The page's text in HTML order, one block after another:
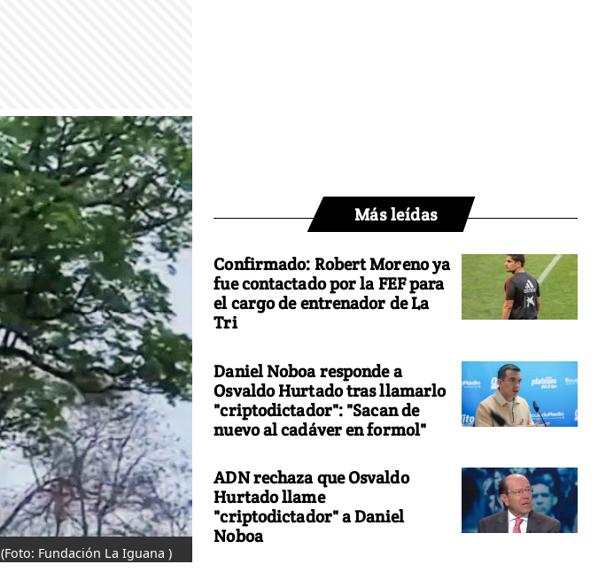
(Foto: Fundación La Iguana )
Más leídas
Confirmado: Robert Moreno ya
fue contactado por la FEF para
el cargo de entrenador de La
Tri
Daniel Noboa responde a
Osvaldo Hurtado tras llamarlo
"criptodictador": "Sacan de
nuevo al cadáver en formol"
ADN rechaza que Osvaldo
Hurtado llame
"criptodictador" a Daniel
Noboa